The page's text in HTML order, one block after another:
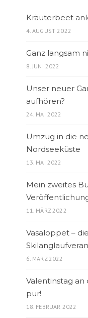
Kräuterbeet
4. AUGUST 2022
Ganz langsam
8. JUNI 2022
Unser neuer
aufhören?
24. MAI 2022
Umzug in die
Nordseeküste
13. MAI 2022
Mein zweites
11. MÄRZ 2022
Vasaloppet –
6. MÄRZ 2022
Valentinstag an
pur!
18. FEBRUAR 2022